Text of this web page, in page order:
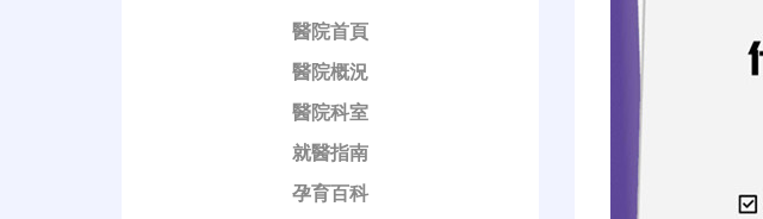
醫院首頁
醫院概況
醫院科室
就醫指南
孕育百科